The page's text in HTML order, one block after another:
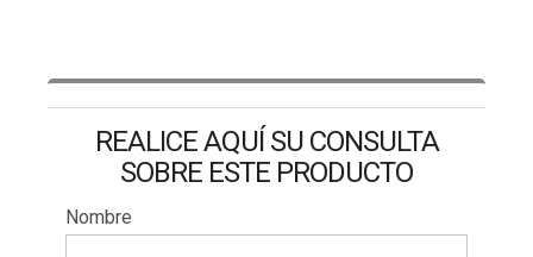
REALICE AQUÍ SU CONSULTA
SOBRE ESTE PRODUCTO
Nombre